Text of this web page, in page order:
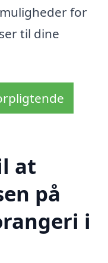
for
til dine
at
på
i